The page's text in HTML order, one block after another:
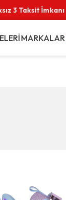
MARKALAR